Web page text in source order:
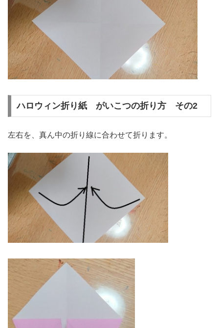
ハロウィン折り紙 がいこつの折り方 その2
左右を、真ん中の折り線に合わせて折ります。